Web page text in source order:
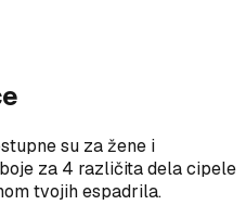
su za žene i
za 4 različita dela cipele
tvojih espadrila.